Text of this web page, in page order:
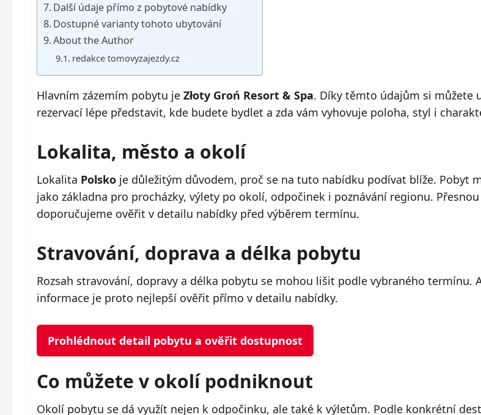
Další údaje přímo z pobytové nabídky
Dostupné varianty tohoto ubytování
About the Author
redakce tomovyzajezdy.cz
Hlavním zázemím pobytu je Złoty Groń Resort & Spa. Díky těmto údajům si můžete
rezervací lépe představit, kde budete bydlet a zda vám vyhovuje poloha, styl i
Lokalita, město a okolí
Lokalita Polsko je důležitým důvodem, proč se na tuto nabídku podívat blíže. Pobyt
jako základna pro procházky, výlety po okolí, odpočinek i poznávání regionu.
doporučujeme ověřit v detailu nabídky před výběrem termínu.
Stravování, doprava a délka pobytu
Rozsah stravování, dopravy a délka pobytu se mohou lišit podle vybraného termínu.
informace je proto nejlepší ověřit přímo v detailu nabídky.
Prohlédnout detail pobytu a ověřit dostupnost
Co můžete v okolí podniknout
Okolí pobytu se dá využít nejen k odpočinku, ale také k výletům. Podle konkrétní